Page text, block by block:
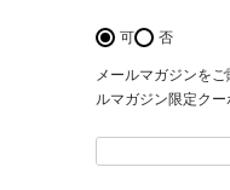
可 否
メールマガジンを
ルマガジン限定ク